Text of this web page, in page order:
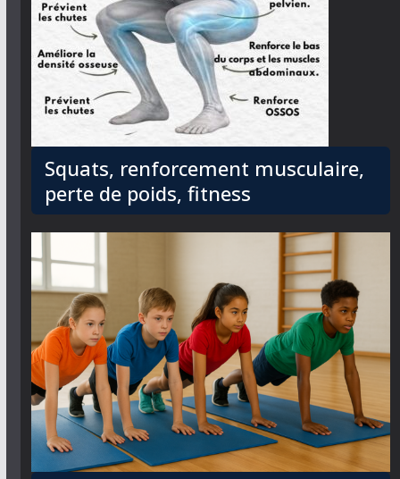
Squats, renforcement musculaire,
perte de poids, fitness